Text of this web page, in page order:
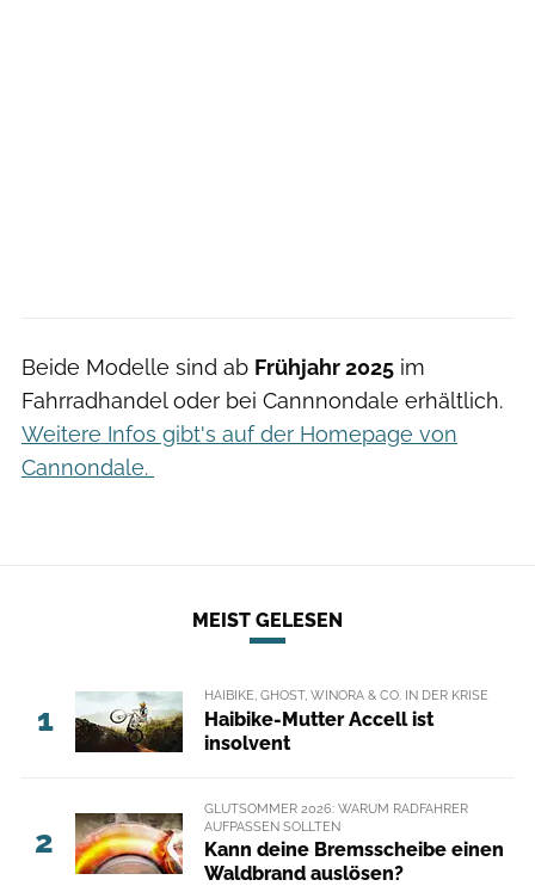
Beide Modelle sind ab Frühjahr 2025 im
Fahrradhandel oder bei Cannnondale erhältlich.
Weitere Infos gibt's auf der Homepage von
Cannondale.
MEIST GELESEN
1
HAIBIKE, GHOST, WINORA & CO. IN DER KRISE
Haibike-Mutter Accell ist
insolvent
2
GLUTSOMMER 2026: WARUM RADFAHRER
AUFPASSEN SOLLTEN
Kann deine Bremsscheibe einen
Waldbrand auslösen?